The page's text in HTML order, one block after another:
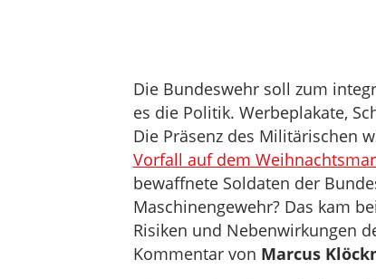
Die Bundeswehr soll zum
es die Politik. Werbeplakate,
Die Präsenz des Militärischen
Vorfall auf dem
bewaffnete Soldaten der
Maschinengewehr? Das kam
Risiken und Nebenwirkungen
Kommentar von Marcus